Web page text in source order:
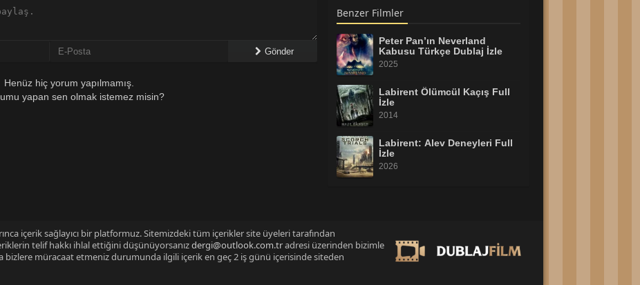
Gönder
Henüz hiç yorum yapılmamış.
yapan sen olmak istemez misin?
Benzer Filmler
Peter Pan’ın Neverland
Kabusu Türkçe Dublaj İzle
2025
Labirent Ölümcül Kaçış Full
İzle
2014
Labirent: Alev Deneyleri Full
İzle
2026
S1R: Bedel İzle
2026
içerik sağlayıcı bir platformuz. Sitemizdeki tüm içerikler site üyeleri tarafından
telif hakkı ihlal ettiğini düşünüyorsanızdergi@outlook.com.tradresi üzerinden bizimle
bizlere müracaat etmeniz durumunda ilgili içerik en geç 2 iş günü içerisinde siteden